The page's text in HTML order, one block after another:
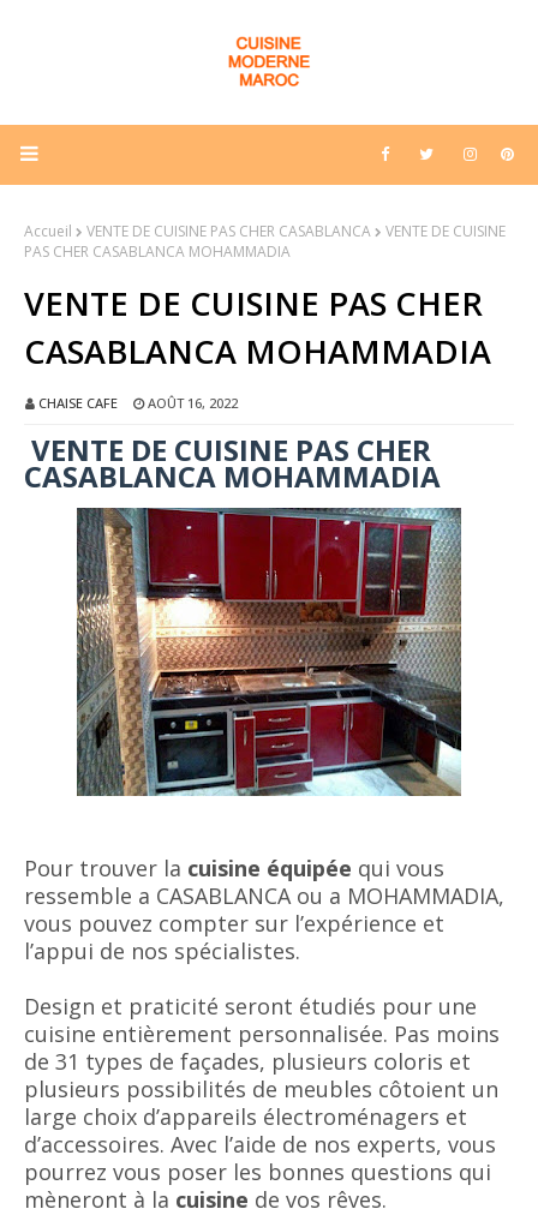
Accueil VENTE DE CUISINE PAS CHER CASABLANCA
VENTE DE CUISINE
PAS CHER CASABLANCA MOHAMMADIA
VENTE DE CUISINE PAS CHER
CASABLANCA MOHAMMADIA
CHAISE CAFE AOÛT 16, 2022
VENTE DE CUISINE PAS CHER
CASABLANCA MOHAMMADIA
Pour trouver la cuisine équipée qui vous
ressemble a CASABLANCA ou a MOHAMMADIA,
vous pouvez compter sur l’expérience et
l’appui de nos spécialistes.
Design et praticité seront étudiés pour une
cuisine entièrement personnalisée. Pas moins
de 31 types de façades, plusieurs coloris et
plusieurs possibilités de meubles côtoient un
large choix d’appareils électroménagers et
d’accessoires. Avec l’aide de nos experts, vous
pourrez vous poser les bonnes questions qui
mèneront à la cuisine de vos rêves.